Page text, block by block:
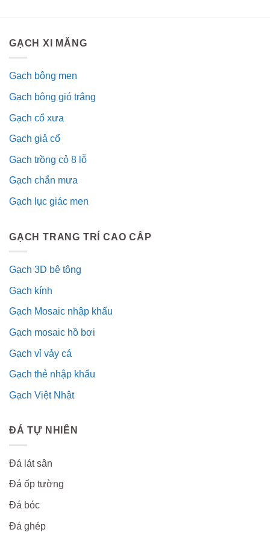
GẠCH XI MĂNG
Gạch bông men
Gạch bông gió trắng
Gạch cổ xưa
Gạch giả cổ
Gạch trồng cỏ 8 lỗ
Gạch chắn mưa
Gạch lục giác men
GẠCH TRANG TRÍ CAO CẤP
Gạch 3D bê tông
Gạch kính
Gạch Mosaic nhập khẩu
Gạch mosaic hồ bơi
Gạch vỉ vảy cá
Gạch thẻ nhập khẩu
Gạch Việt Nhật
ĐÁ TỰ NHIÊN
Đá lát sân
Đá ốp tường
Đá bóc
Đá ghép